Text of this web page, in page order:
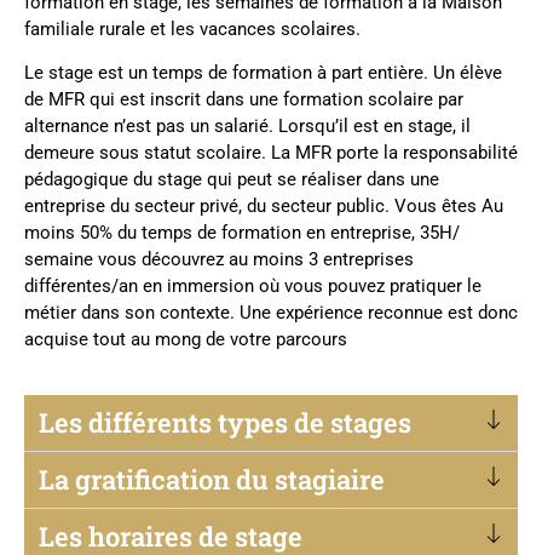
familiale rurale et les vacances scolaires.
Le stage est un temps de formation à part entière. Un élève
de MFR qui est inscrit dans une formation scolaire par
alternance n’est pas un salarié. Lorsqu’il est en stage, il
demeure sous statut scolaire. La MFR porte la responsabilité
pédagogique du stage qui peut se réaliser dans une
entreprise du secteur privé, du secteur public. Vous êtes Au
moins 50% du temps de formation en entreprise, 35H/
semaine vous découvrez au moins 3 entreprises
différentes/an en immersion où vous pouvez pratiquer le
métier dans son contexte. Une expérience reconnue est donc
acquise tout au mong de votre parcours
Les différents types de stages
La gratification du stagiaire
Les horaires de stage